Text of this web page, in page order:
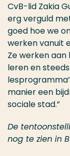
CvB-lid Zakia
erg verguld
goed hoe we
werken vanuit
Ze werken
leren en
manier een
sociale stad.”
De
nog te zien in